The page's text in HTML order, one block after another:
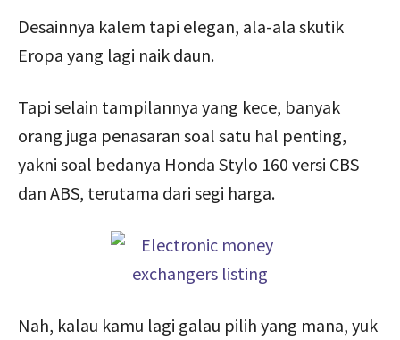
Desainnya kalem tapi elegan, ala-ala skutik
Eropa yang lagi naik daun.
Tapi selain tampilannya yang kece, banyak
orang juga penasaran soal satu hal penting,
yakni soal bedanya Honda Stylo 160 versi CBS
dan ABS, terutama dari segi harga.
Nah, kalau kamu lagi galau pilih yang mana, yuk